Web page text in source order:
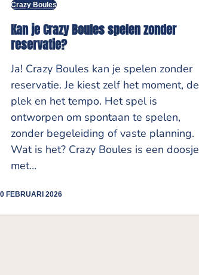
Crazy Boules
Kan je Crazy Boules spelen zonder
reservatie?
Ja! Crazy Boules kan je spelen zonder
reservatie. Je kiest zelf het moment, de
plek en het tempo. Het spel is
ontworpen om spontaan te spelen,
zonder begeleiding of vaste planning.
Wat is het? Crazy Boules is een doosje
met…
FEBRUARI 2026